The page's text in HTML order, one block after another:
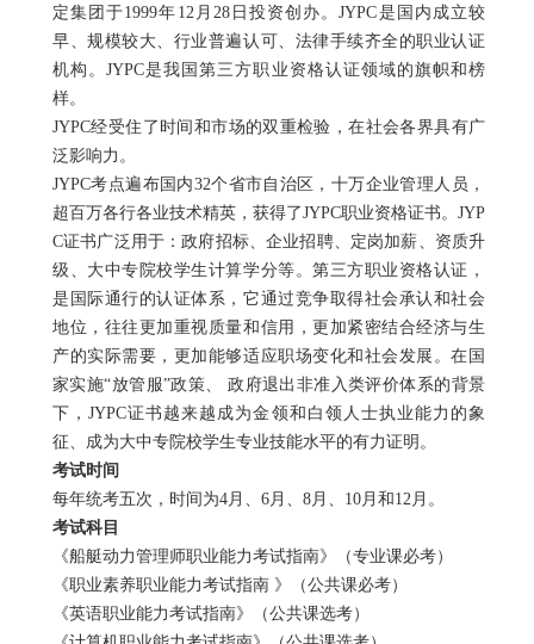
定集团于1999年 12月 28日投资创办。JYPC是国内成立较
早、规模较大、行业普遍认可、法律手续齐全的职业认证
机构。JYPC是我国第三方职业资格认证领域的旗帜和榜
样。
JYPC经受住了时间和市场的双重检验，在社会各界具有广
泛影响力。
JYPC考点遍布国内32个省市自治区，十万企业管理人员，
超百万各行各业技术精英，获得了JYPC职业资格证书。 JYP
C证书广泛用于：政府招标、企业招聘、定岗加薪、资质升
级、大中专院校学生计算学分等。第三方职业资格认证，
是国际通行的认证体系，它通过竞争取得社会承认和社会
地位，往往更加重视质量和信用，更加紧密结合经济与生
产的实际需要，更加能够适应职场变化和社会发展。在国
家实施“放管服”政策、 政府退出非准入类评价体系的背景
下，JYPC证书越来越成为金领和白领人士执业能力的象
征、成为大中专院校学生专业技能水平的有力证明。
考试时间
每年统考五次，时间为4月、 6月、 8月、 10月和 12月。
考试科目
《船艇动力管理师职业能力考试指南》（专业课必考）
《职业素养职业能力考试指南 》（公共课必考）
《英语职业能力考试指南》（公共课选考）